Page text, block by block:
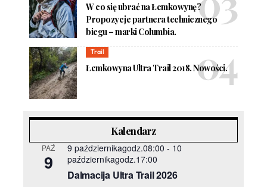
W co się ubrać na Łemkowynę?
Propozycje partnera technicznego
biegu – marki Columbia.
Trail
Łemkowyna Ultra Trail 2018. Nowości.
Kalendarz
PAŹ
9
9 październikagodz.08:00 - 10
październikagodz.17:00
Dalmacija Ultra Trail 2026